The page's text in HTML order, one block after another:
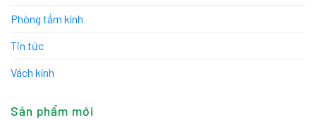
Phòng tắm kính
Tin tức
Vách kính
Sản phẩm mới